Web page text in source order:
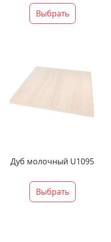
Выбрать
Дуб молочный U1095
Выбрать